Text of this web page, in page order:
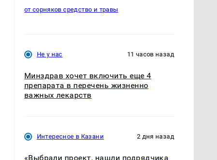
от сорняков средство и травы
Не у нас 11 часов назад
Минздрав хочет включить еще 4
препарата в перечень жизненно
важных лекарств
Интересное в Казани 2 дня назад
«Выбрали проект, нашли подрядчика